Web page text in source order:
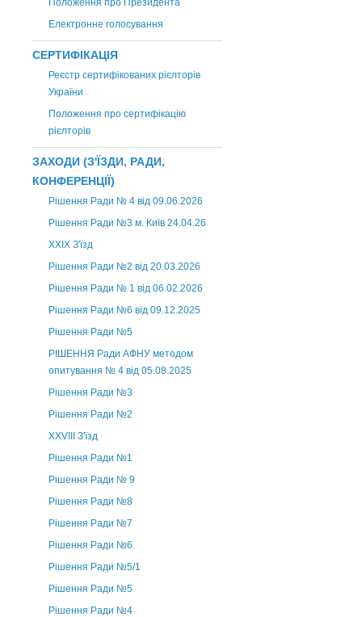
Положення про Президента
Електронне голосування
СЕРТИФІКАЦІЯ
Реєстр сертифікованих рієлторів
України
Положення про сертифікацію
рієлторів
ЗАХОДИ (З'ЇЗДИ, РАДИ,
КОНФЕРЕНЦІЇ)
Рішення Ради № 4 від 09.06.2026
Рішення Ради №3 м. Київ 24.04.26
XXІХ З'їзд
Рішення Ради №2 від 20.03.2026
Рішення Ради № 1 від 06.02.2026
Рішення Ради №6 від 09.12.2025
Рішення Ради №5
РІШЕННЯ Ради АФНУ методом
опитування № 4 від 05.08.2025
Рішення Ради №3
Рішення Ради №2
XXVIII З'їзд
Рішення Ради №1
Рішення Ради № 9
Рішення Ради №8
Рішення Ради №7
Рішення Ради №6
Рішення Ради №5/1
Рішення Ради №5
Рішення Ради №4